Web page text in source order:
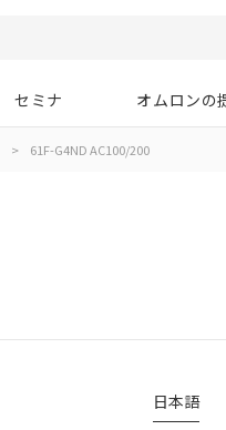
セミナ オムロンの
> 61F-G4ND AC100/200
日本語